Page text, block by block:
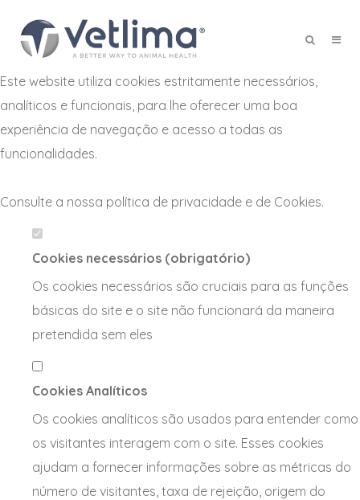
Defina as suas preferências de
cookies para este website.
Este website utiliza cookies estritamente necessários,
analíticos e funcionais, para lhe oferecer uma boa
experiência de navegação e acesso a todas as
funcionalidades.
Consulte a nossa política de privacidade e de Cookies.
Cookies necessários (obrigatório)
Os cookies necessários são cruciais para as funções
básicas do site e o site não funcionará da maneira
pretendida sem eles
Cookies Analíticos
Os cookies analíticos são usados para entender como
os visitantes interagem com o site. Esses cookies
ajudam a fornecer informações sobre as métricas do
número de visitantes, taxa de rejeição, origem do